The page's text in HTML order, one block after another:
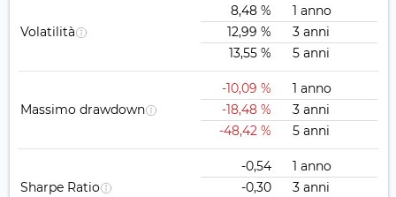
Volatilità
8,48 %
1 anno
12,99 %
3 anni
13,55 %
5 anni
Massimo drawdown
-10,09 %
1 anno
-18,48 %
3 anni
-48,42 %
5 anni
Sharpe Ratio
-0,54
1 anno
-0,30
3 anni